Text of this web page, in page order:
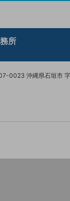
所
0023 沖縄県石垣市